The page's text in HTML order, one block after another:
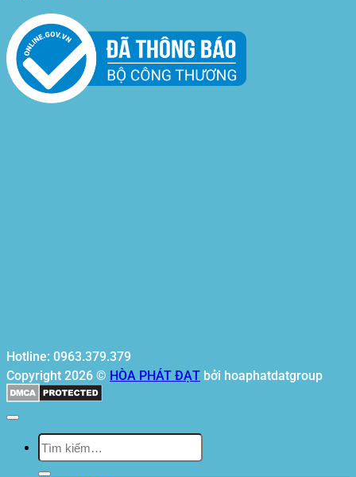
Hotline: 0963.379.379
Copyright 2026 © HÒA PHÁT ĐẠT bởi hoaphatdatgroup
Tìm
kiếm: